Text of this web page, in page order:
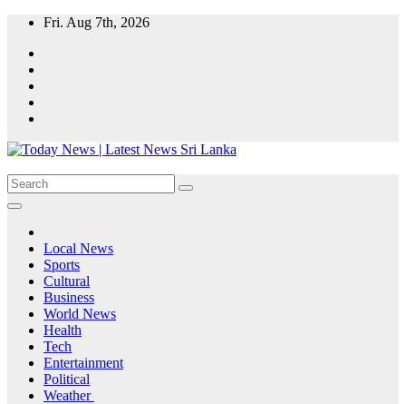
Skip
content
Fri. Aug 7th, 2026
Local News
Sports
Cultural
Business
World News
Health
Tech
Entertainment
Political
Weather